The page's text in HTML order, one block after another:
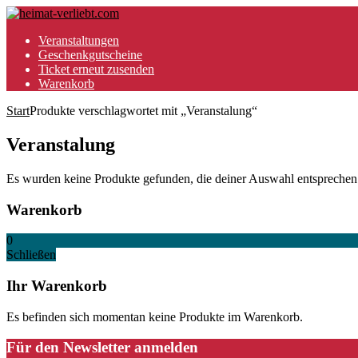
Veranstaltungen
Geschenkgutscheine
Ticket erneut zusenden
Warenkorb
StartProdukte verschlagwortet mit „Veranstalung“
Veranstalung
Es wurden keine Produkte gefunden, die deiner Auswahl
Warenkorb
0
Schließen
Ihr Warenkorb
Es befinden sich momentan keine Produkte im Warenkorb.
Für den Newsletter anmelden